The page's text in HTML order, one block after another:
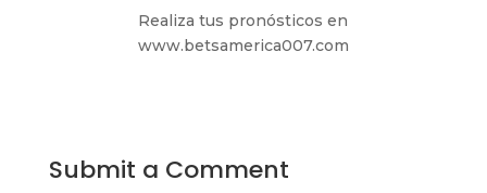
Realiza tus pronósticos en
www.betsamerica007.com
Submit a Comment